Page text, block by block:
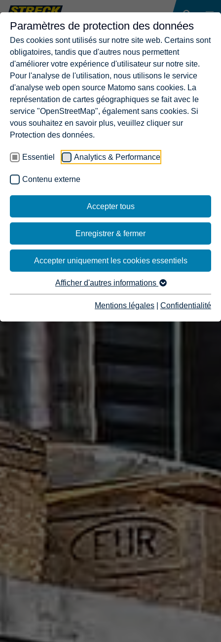
Paramètres de protection des données
Des cookies sont utilisés sur notre site web. Certains sont
obligatoires, tandis que d'autres nous permettent
d'améliorer votre expérience d'utilisateur sur notre site.
Pour l'analyse de l'utilisation, nous utilisons le service
d'analyse web open source Matomo sans cookies. La
représentation de cartes géographiques se fait avec le
service "OpenStreetMap", également sans cookies. Si
vous souhaitez en savoir plus, veuillez cliquer sur
Protection des données.
Essentiel Analytics & Performance
Contenu externe
Accepter tous
Enregistrer & fermer
Accepter uniquement les cookies essentiels
Afficher d'autres informations
Mentions légales Confidentialité